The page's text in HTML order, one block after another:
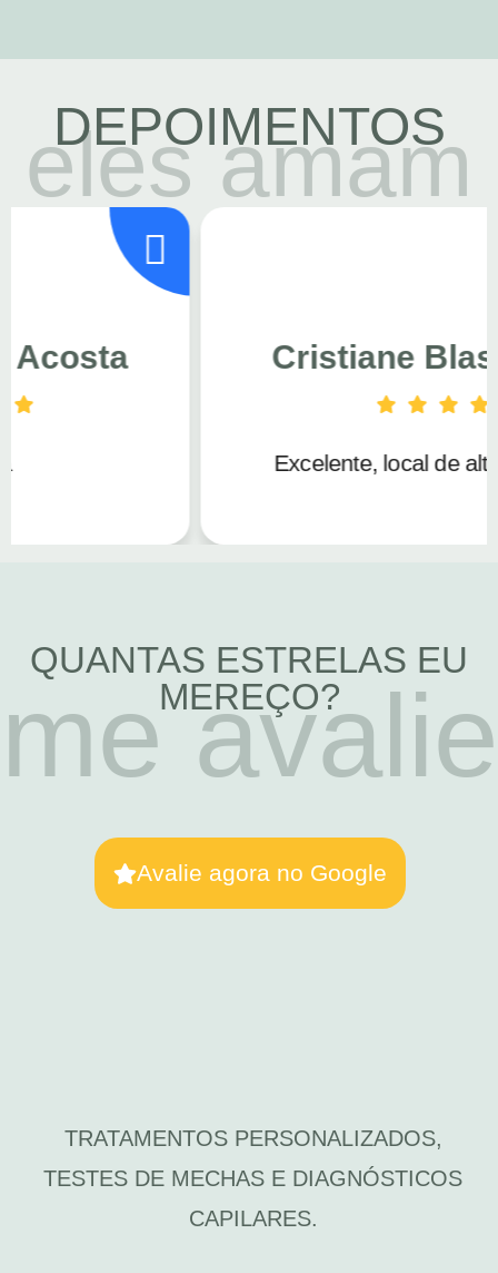
DEPOIMENTOS
eles amam
Cristiane Blaskowski
Excelente, local de alta qualidade
QUANTAS ESTRELAS EU
MEREÇO?
me avalie
Avalie agora no Google
TRATAMENTOS PERSONALIZADOS,
TESTES DE MECHAS E DIAGNÓSTICOS
CAPILARES.